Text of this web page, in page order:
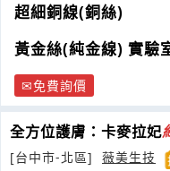
超細銅線(銅絲)
黃金絲(純金線) 實驗
免費詢價
全方位護膚：卡麥拉妃
[台中市-北區]
薇美生技